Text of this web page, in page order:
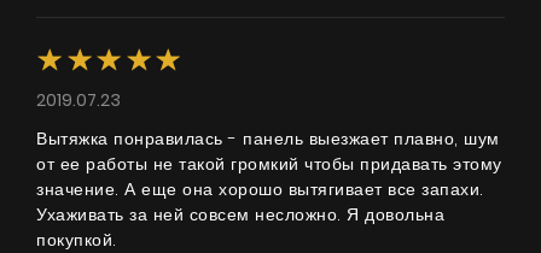
2019.07.23
Вытяжка понравилась - панель выезжает плавно, шум
от ее работы не такой громкий чтобы придавать этому
значение. А еще она хорошо вытягивает все запахи.
Ухаживать за ней совсем несложно. Я довольна
покупкой.